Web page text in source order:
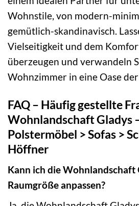
Wohnstile, von modern-
gemütlich-skandinavisch.
Vielseitigkeit und dem
überzeugen und verwandeln
Wohnzimmer in eine Oase
FAQ – Häufig gestellte
Wohnlandschaft Gladys
Polstermöbel > Sofas >
Höffner
Kann ich die Wohnlandschaft
Raumgröße anpassen?